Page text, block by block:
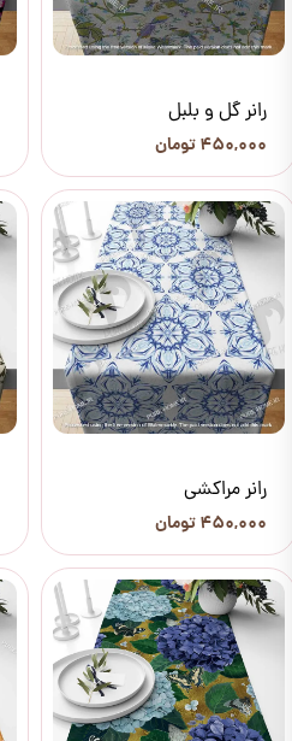
رانر گل و بلبل
۴۵۰,۰۰۰ تومان
رانر مراکشی
۴۵۰,۰۰۰ تومان